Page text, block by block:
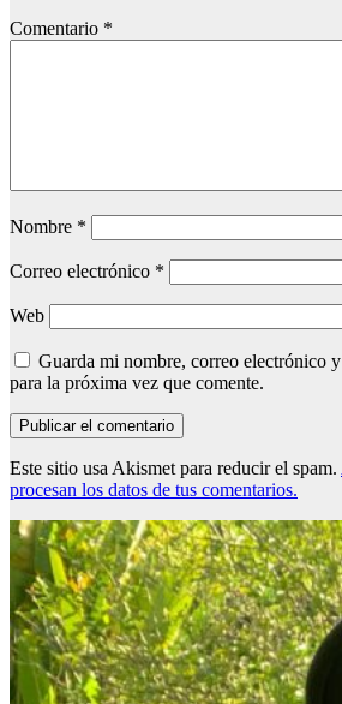
Comentario *
Nombre *
Correo electrónico *
Web
Guarda mi nombre, correo electrónico
para la próxima vez que comente.
Este sitio usa Akismet para reducir el spam.
procesan los datos de tus comentarios.